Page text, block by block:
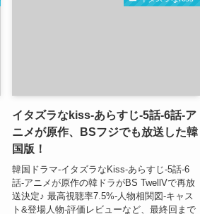
イタズラなkiss-あらすじ-5話-6話-ア
ニメが原作、BSフジでも放送した韓
国版！
韓国ドラマ-イタズラなKiss-あらすじ-5話-6
話-アニメが原作の韓ドラがBS TwellVで再放
送決定♪ 最高視聴率7.5%-人物相関図-キャス
ト&登場人物-評価レビューなど、最終回まで